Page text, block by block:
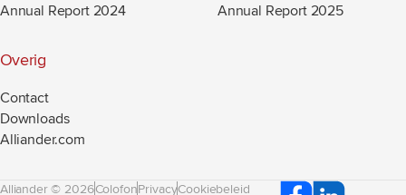
Annual Report 2024
Annual Report 2025
Overig
Contact
Downloads
Alliander.com
Alliander © 2026ColofonPrivacyCookiebeleid